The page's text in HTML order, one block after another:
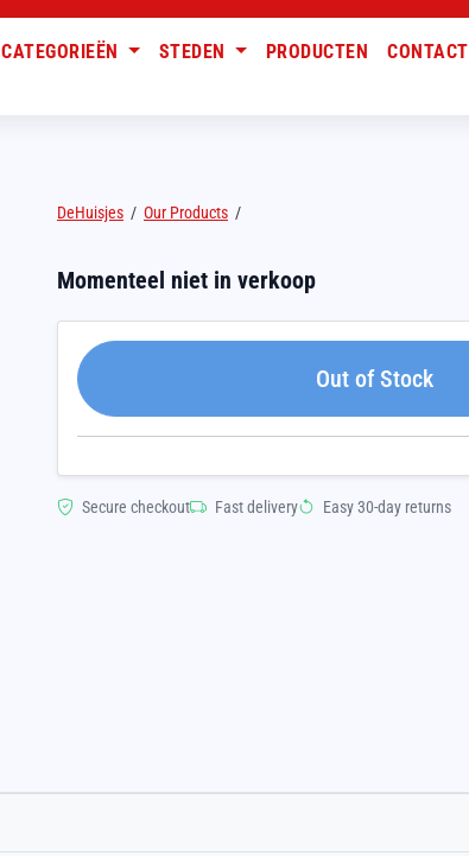
CATEGORIEËN STEDEN PRODUCTEN CONTACT
DeHuisjes / Our Products /
Momenteel niet in verkoop
Out of Stock
Secure checkout Fast delivery Easy 30-day returns